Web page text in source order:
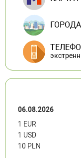
06.08.2026
1 EUR
1 USD
10 PLN